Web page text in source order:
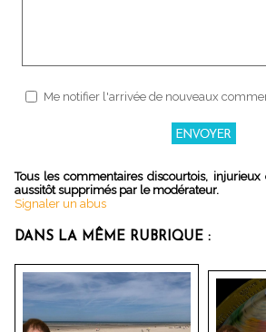
Me notifier l'arrivée de nouveaux
Tous les commentaires discourtois,
aussitôt supprimés par le modérateur.
Signaler un abus
DANS LA MÊME RUBRIQUE :